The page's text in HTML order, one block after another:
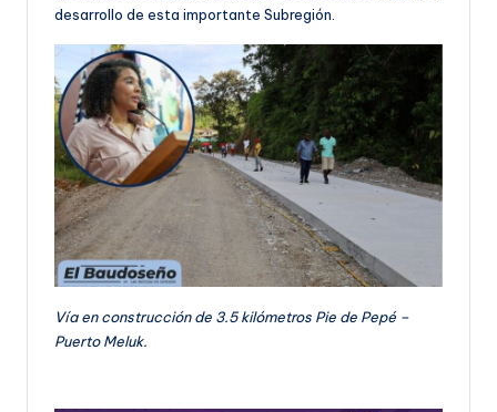
desarrollo de esta importante Subregión.
Vía en construcción de 3.5 kilómetros Pie de Pepé –
Puerto Meluk.